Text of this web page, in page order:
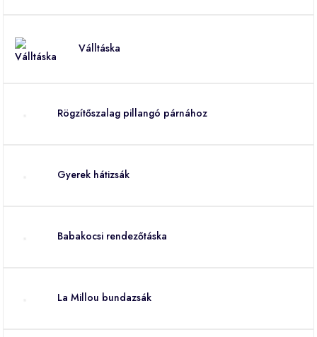
Válltáska
Rögzítőszalag pillangó párnához
Gyerek hátizsák
Babakocsi rendezőtáska
La Millou bundazsák